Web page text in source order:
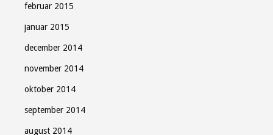
februar 2015
januar 2015
december 2014
november 2014
oktober 2014
september 2014
august 2014